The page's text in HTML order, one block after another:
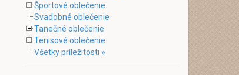
Športové oblečenie
Svadobné oblečenie
Tanečné oblečenie
Tenisové oblečenie
Všetky príležitosti »